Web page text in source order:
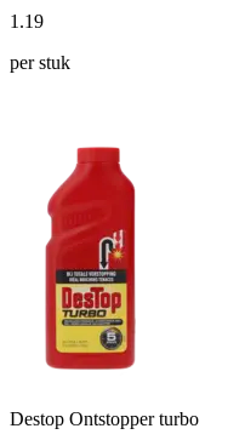
1 .19
per stuk
Destop Ontstopper turbo